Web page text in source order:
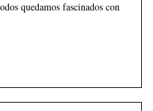
quedamos fascinados con